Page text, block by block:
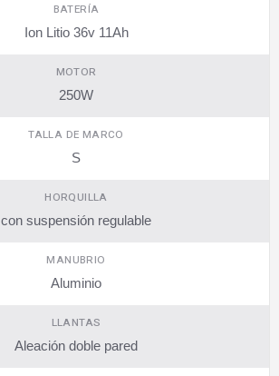
BATERÍA
Ion Litio 36v 11Ah
MOTOR
250W
TALLA DE MARCO
S
HORQUILLA
con suspensión regulable
MANUBRIO
Aluminio
LLANTAS
Aleación doble pared